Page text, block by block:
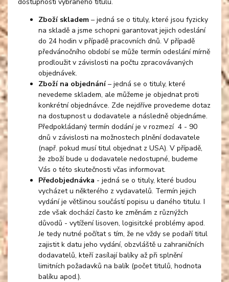
Zboží skladem – jedná se o tituly, které jsou fyzicky
na skladě a jsme schopni garantovat jejich odeslání
do 24 hodin v případě pracovních dnů. V případě
předvánočního období se může termín odeslání mírně
prodloužit v závislosti na počtu zpracovávaných
objednávek.
Zboží na objednání– jedná se o tituly, které
nevedeme skladem, ale můžeme je objednat proti
konkrétní objednávce. Zde nejdříve provedeme dotaz
na dostupnost u dodavatele a následně objednáme.
Předpokládaný termín dodání je v rozmezí 4 - 90
dnů v závislosti na možnostech plnění dodavatele
(např. pokud musí titul objednat z USA). V případě,
že zboží bude u dodavatele nedostupné, budeme
Vás o této skutečnosti včas informovat.
Předobjednávka - jedná se o tituly, které budou
vycházet u některého z vydavatelů. Termín jejich
vydání je většinou součástí popisu u daného titulu. I
zde však dochází často ke změnám z různýžch
důvodů - vytížení lisoven, logisitcké problémy apod.
Je tedy nutné počítat s tím, že ne vždy se podaří titul
zajistit k datu jeho vydání, obzvláště u zahraničních
dodavatelů, kteří zasílají balíky až při splnění
limitních požadavků na balík (počet titulů, hodnota
balíku apod.).